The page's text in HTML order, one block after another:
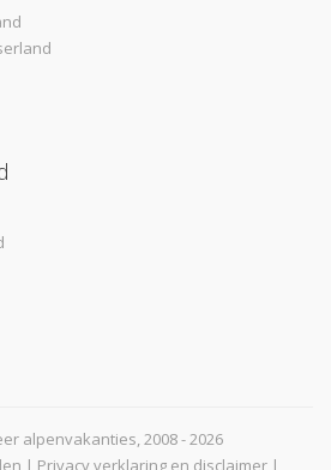
alpenvakanties, 2008 - 2026
| Privacy verklaring en disclaimer |